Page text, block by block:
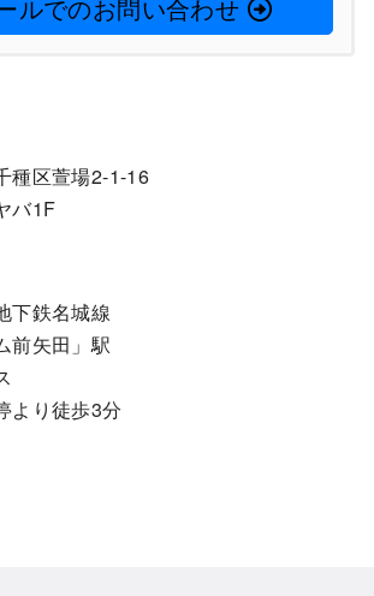
ルでのお問い合わせ
種区萱場2-1-16
バ1F
下鉄名城線
前矢田」駅
より徒歩3分